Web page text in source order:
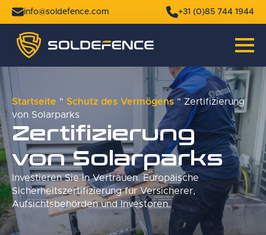
info@soldefence.com +31 (0)85 744 1944
Startseite " Schutz des Vermögens "Zertifizierung
von Solarparks
Zertifizierung
von Solarparks
Investieren Sie in Vertrauen. Europäische
Sicherheitszertifizierung für Versicherer,
Aufsichtsbehörden und Investoren.